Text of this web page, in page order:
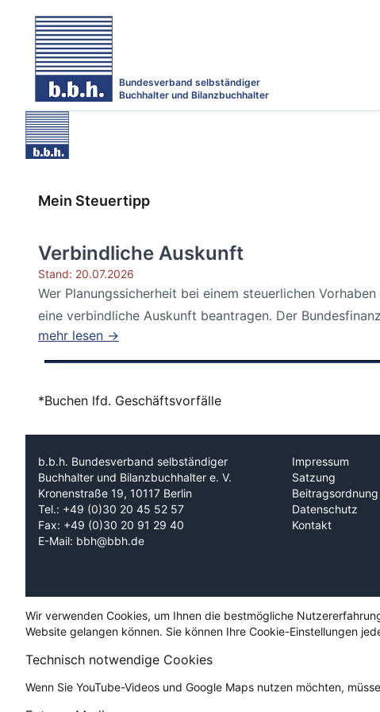
Bundesverband selbständiger
Buchhalter und Bilanzbuchhalter
Mein Steuertipp
Verbindliche Auskunft
Stand: 20.07.2026
Wer Planungssicherheit bei einem steuerlichen
eine verbindliche Auskunft beantragen. Der
mehr lesen →
*Buchen lfd. Geschäftsvorfälle
b.b.h. Bundesverband selbständiger
Buchhalter und Bilanzbuchhalter e. V.
Kronenstraße 19, 10117 Berlin
Tel.: +49 (0)30 20 45 52 57
Fax: +49 (0)30 20 91 29 40
E-Mail: bbh@bbh.de
Impressum
Satzung
Beitragsordnung
Datenschutz
Kontakt
Wir verwenden Cookies, um Ihnen die bestmögliche
Website gelangen können. Sie können Ihre Cookie-Einstellungen
Technisch notwendige Cookies
Wenn Sie YouTube-Videos und Google Maps nutzen möchten,